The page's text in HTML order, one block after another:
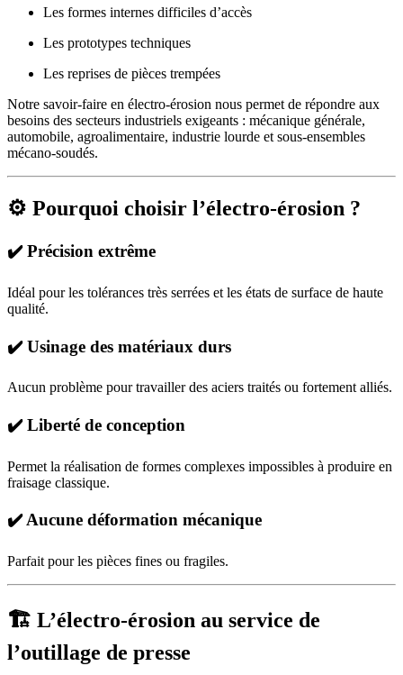
Les formes internes difficiles d’accès
Les prototypes techniques
Les reprises de pièces trempées
Notre savoir-faire en électro-érosion nous permet de répondre aux
besoins des secteurs industriels exigeants : mécanique générale,
automobile, agroalimentaire, industrie lourde et sous-ensembles
mécano-soudés.
⚙️ Pourquoi choisir l’électro-érosion ?
✔️ Précision extrême
Idéal pour les tolérances très serrées et les états de surface de haute
qualité.
✔️ Usinage des matériaux durs
Aucun problème pour travailler des aciers traités ou fortement alliés.
✔️ Liberté de conception
Permet la réalisation de formes complexes impossibles à produire en
fraisage classique.
✔️ Aucune déformation mécanique
Parfait pour les pièces fines ou fragiles.
🏗️ L’électro-érosion au service de
l’outillage de presse